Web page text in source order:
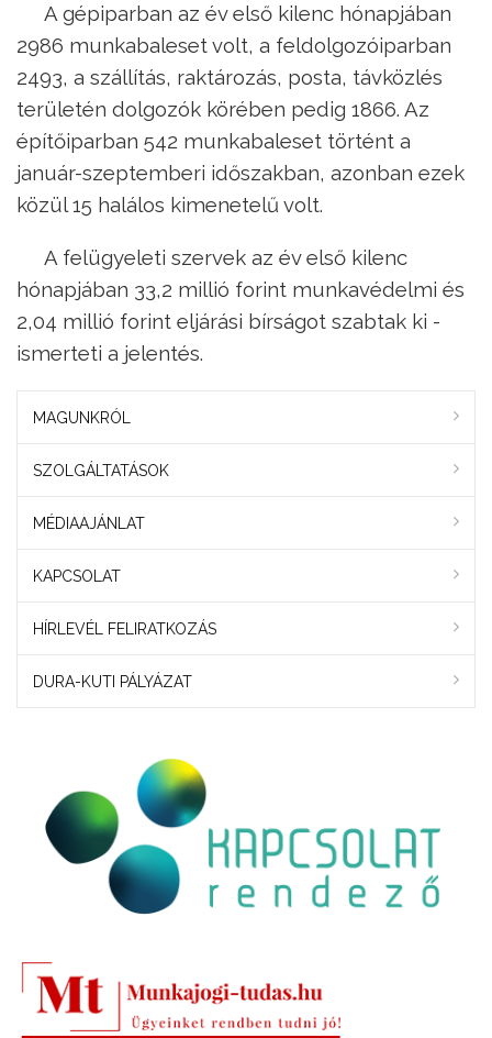
A gépiparban az év első kilenc hónapjában
2986 munkabaleset volt, a feldolgozóiparban
2493, a szállítás, raktározás, posta, távközlés
területén dolgozók körében pedig 1866. Az
építőiparban 542 munkabaleset történt a
január-szeptemberi időszakban, azonban ezek
közül 15 halálos kimenetelű volt.
A felügyeleti szervek az év első kilenc
hónapjában 33,2 millió forint munkavédelmi és
2,04 millió forint eljárási bírságot szabtak ki -
ismerteti a jelentés.
MAGUNKRÓL
SZOLGÁLTATÁSOK
MÉDIAAJÁNLAT
KAPCSOLAT
HÍRLEVÉL FELIRATKOZÁS
DURA-KUTI PÁLYÁZAT